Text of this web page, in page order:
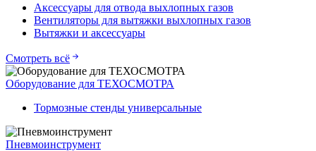
Аксессуары для отвода выхлопных газов
Вентиляторы для вытяжки выхлопных газов
Вытяжки и аксессуары
Смотреть всё
Оборудование для ТЕХОСМОТРА
Тормозные стенды универсальные
Пневмоинструмент